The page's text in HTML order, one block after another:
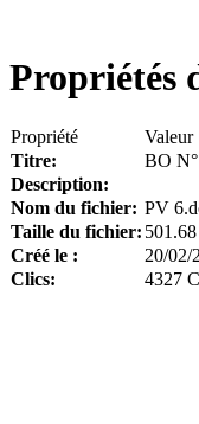
Propriétés
Propriété
Valeur
Titre:
BO
Description:
Nom du fichier: PV
Taille du fichier:
Créé le :
20/02/
Clics:
4327